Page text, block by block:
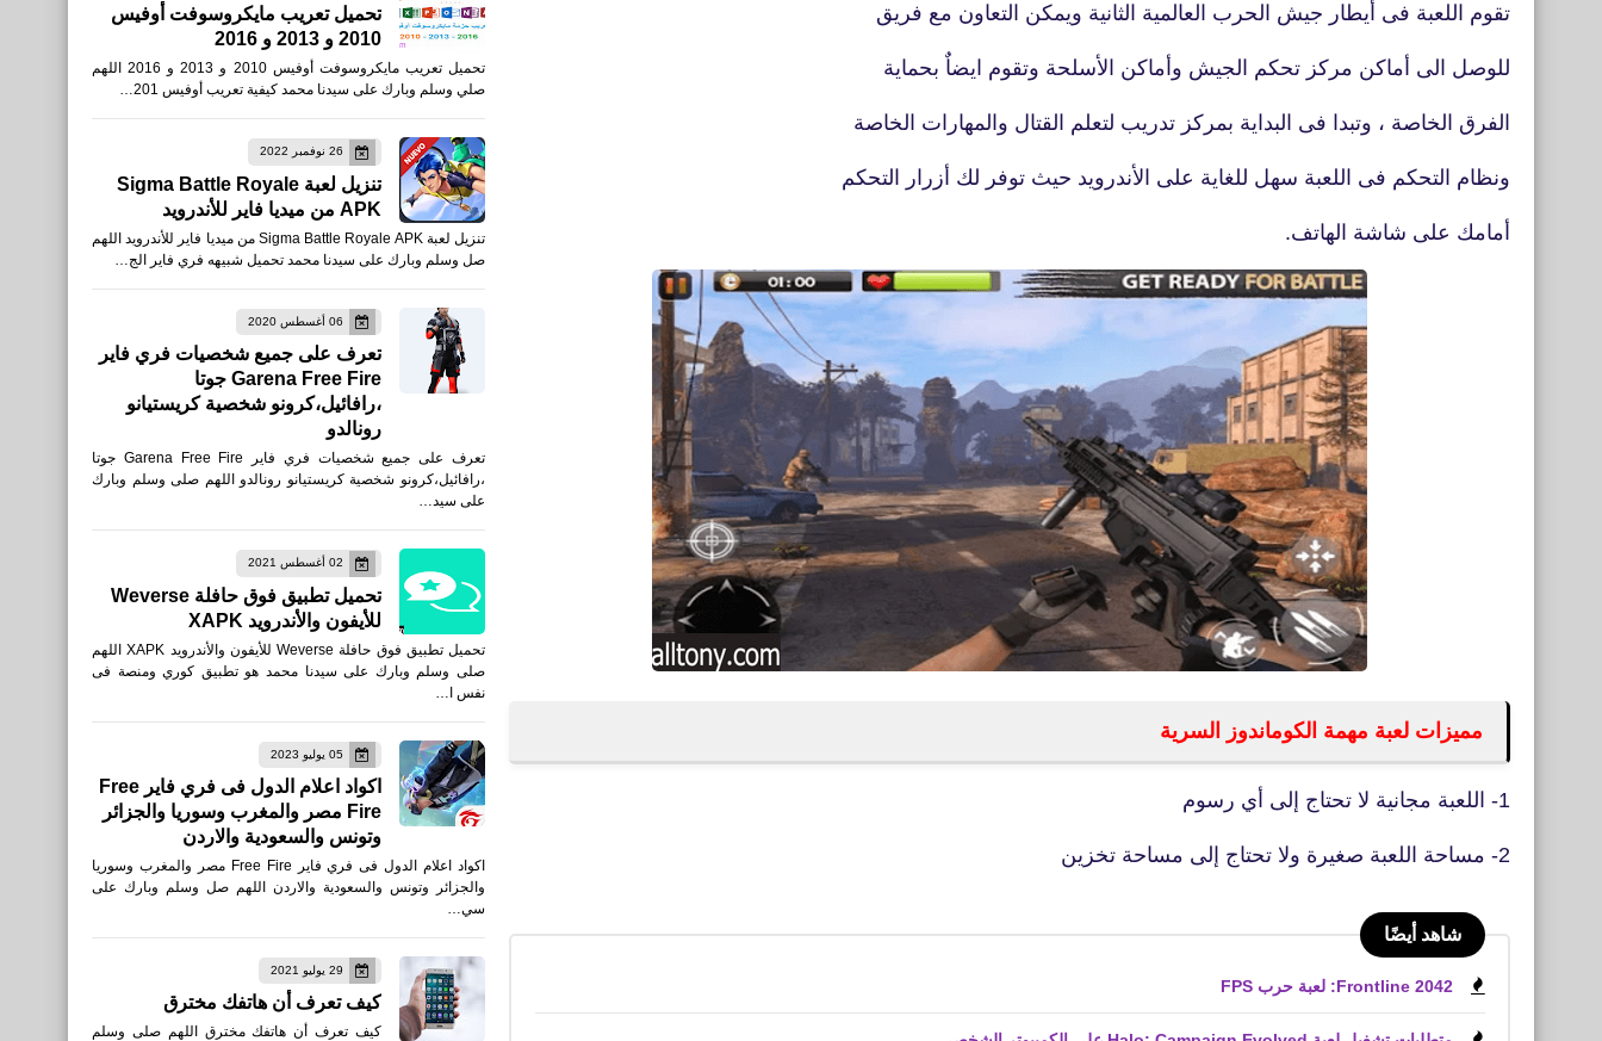
تقوم اللعبة فى أيطار جيش الحرب العالمية الثانية ويمكن التعاون مع فريق
للوصل الى أماكن مركز تحكم الجيش وأماكن الأسلحة وتقوم ايضاٌ بحماية
الفرق الخاصة ، وتبدا فى البداية بمركز تدريب لتعلم القتال والمهارات الخاصة
ونظام التحكم فى اللعبة سهل للغاية على الأندرويد حيث توفر لك أزرار التحكم
أمامك على شاشة الهاتف.
مميزات لعبة مهمة الكوماندوز السرية
1- اللعبة مجانية لا تحتاج إلى أي رسوم
2- مساحة اللعبة صغيرة ولا تحتاج إلى مساحة تخزين
شاهد أيضًا
Frontline 2042: لعبة حرب FPS
تحميل تعريب مايكروسوفت أوفيس
2010 و 2013 و 2016
تحميل تعريب مايكروسوفت أوفيس 2010 و 2013 و 2016 اللهم
صلي وسلم وبارك على سيدنا محمد كيفية تعريب أوفيس 201…
26 نوفمبر 2022
تنزيل لعبة Sigma Battle Royale
APK من ميديا فاير للأندرويد
تنزيل لعبة Sigma Battle Royale APK من ميديا فاير للأندرويد اللهم
صل وسلم وبارك على سيدنا محمد تحميل شبيهه فري فاير الج…
06 أغسطس 2020
تعرف على جميع شخصيات فري فاير
Garena Free Fire جوتا
،رافائيل،كرونو شخصية كريستيانو
رونالدو
تعرف على جميع شخصيات فري فاير Garena Free Fire جوتا
،رافائيل،كرونو شخصية كريستيانو رونالدو اللهم صلى وسلم وبارك
على سيد…
02 أغسطس 2021
تحميل تطبيق فوق حافلة Weverse
للأيفون والأندرويد XAPK
تحميل تطبيق فوق حافلة Weverse للأيفون والأندرويد XAPK اللهم
صلى وسلم وبارك على سيدنا محمد هو تطبيق كوري ومنصة فى
نفس ا…
05 يوليو 2023
اكواد اعلام الدول فى فري فاير Free
Fire مصر والمغرب وسوريا والجزائر
وتونس والسعودية والاردن
اكواد اعلام الدول فى فري فاير Free Fire مصر والمغرب وسوريا
والجزائر وتونس والسعودية والاردن اللهم صل وسلم وبارك على
سي…
29 يوليو 2021
كيف تعرف أن هاتفك مخترق
كيف تعرف أن هاتفك مخترق اللهم صلى وسلم
برامج كمبيوتر
تنزيل برنامج إسترجاع الصور
المحذوفة من الكمبيوتر
العاب
تنزيل ببجي الكورية PUBG
Mobile KR تحديث PUBG
MOBILE 1.9
fovtech
18 مارس 2022
تنزيل ببجي موبايل الاحتفال
MOBILE 1.9
العاب
تحميل لعبة T3 Arena لعبة
إطلاق نار للأندرويد taptap
fovtech
العاب
تنزيل لعبة Mudness Offroad